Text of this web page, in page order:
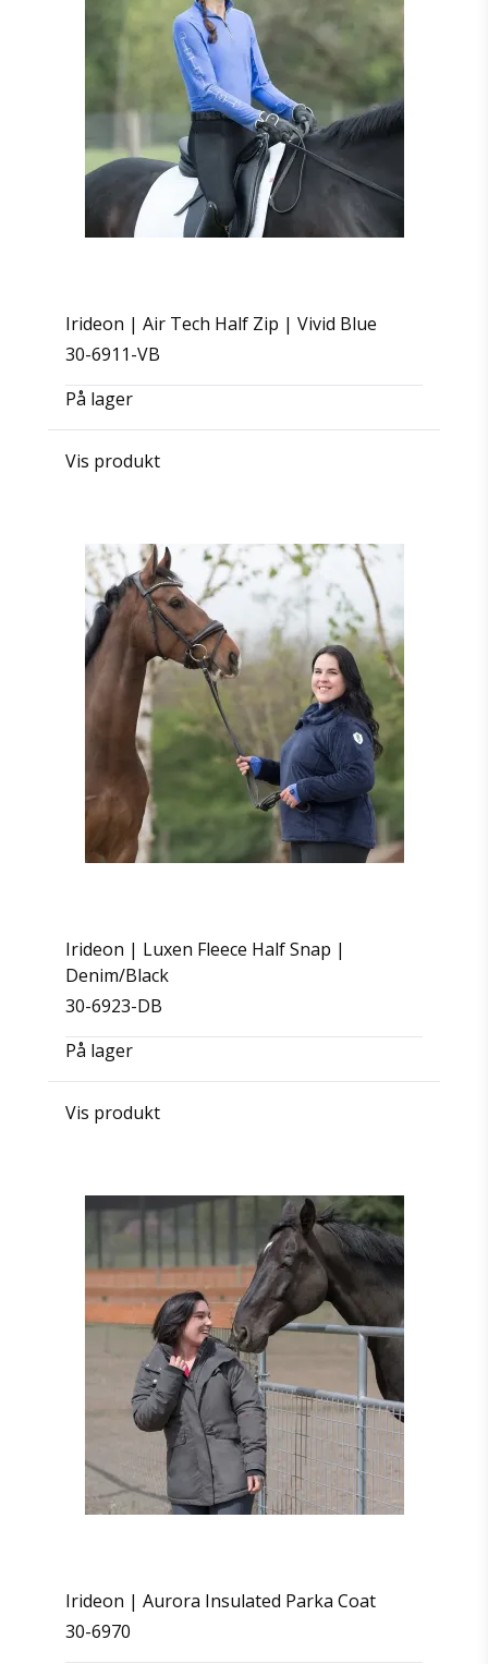
Irideon | Air Tech Half Zip | Vivid Blue
30-6911-VB
På lager
Vis produkt
Irideon | Luxen Fleece Half Snap |
Denim/Black
30-6923-DB
På lager
Vis produkt
Irideon | Aurora Insulated Parka Coat
30-6970